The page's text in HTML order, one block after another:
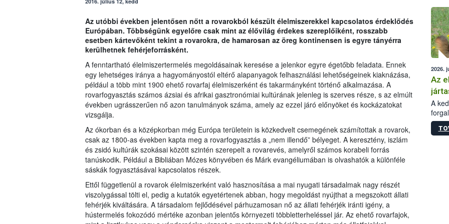
Az utóbbi években jelentősen nőtt a rovarokból készült élelmiszerekkel kapcsolatos érdeklődés
Európában. Többségünk egyelőre csak mint az élővilág érdekes szereplőiként, rosszabb
esetben kártevőként tekint a rovarokra, de hamarosan az öreg kontinensen is egyre tányérra
kerülhetnek fehérjeforrásként.
A fenntartható élelmiszertermelés megoldásainak keresése a jelenkor egyre égetőbb feladata. Ennek
egy lehetséges iránya a hagyományostól eltérő alapanyagok felhasználási lehetőségeinek kiaknázása,
például a több mint 1900 ehető rovarfaj élelmiszerként és takarmányként történő alkalmazása. A
rovarfogyasztás számos ázsiai és afrikai gasztronómiai kultúrának jelenleg is szerves része, s az elmúlt
években ugrásszerűen nő azon tanulmányok száma, amely az ezzel járó előnyöket és kockázatokat
vizsgálja.
Az ókorban és a középkorban még Európa területein is közkedvelt csemegének számítottak a rovarok,
csak az 1800-as években kapta meg a rovarfogyasztás a „nem illendő” bélyeget. A keresztény, iszlám
és zsidó kultúrák szokásai között szintén szerepelt a rovarevés, amelyről számos korabeli forrás
tanúskodik. Például a Bibliában Mózes könyvében és Márk evangéliumában is olvashatók a különféle
sáskák fogyasztásával kapcsolatos részek.
Ettől függetlenül a rovarok élelmiszerként való hasznosítása a mai nyugati társadalmak nagy részét
viszolygással tölti el, pedig a kutatók egyetértenek abban, hogy megoldást nyújthat a megszokott állati
fehérjék kiváltására. A társadalom fejlődésével párhuzamosan nő az állati fehérjék iránti igény, a
hústermelés fokozódó mértéke azonban jelentős környezeti többletterheléssel jár. Az ehető rovarfajok,
2026.
Az
A